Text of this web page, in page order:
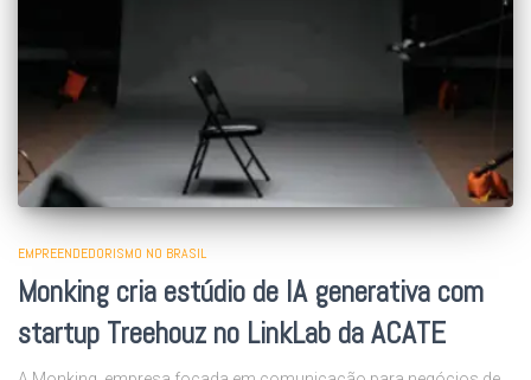
EMPREENDEDORISMO NO BRASIL
Monking cria estúdio de IA generativa com
startup Treehouz no LinkLab da ACATE